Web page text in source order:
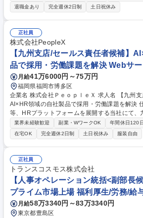
取り組める環境です。攻めの人事に挑戦できます。 ・中途および新卒
の企画、母集団形成、選考、内定者フォロー ・
理、エージェント対応 ・入社手続き、社内規定
・備品管理、施設管理、慶弔対応等の総務全般
ークだけでなく経営陣と近い距離で「どのよう
めの人事に取り組めます。急成長中の企業だか
感できキャリアの幅を広げられます。 募集職種 大阪【人事総務(採用担
当)】決算賞与有/創業以来黒字経営/東大阪で腰
退職金あり
完全週休2日制 土日祝休み
正社員
株式会社PeopleX
【九州支店/セールス責任者候補】
品で採用・労働課題を解決 Webサ
月給41万6000円～75万円
福岡県福岡市博多区
企業名 株式会社ＰｅｏｐｌｅＸ 求人名 【九州支店/セールス責任者候補】
AI×HR領域の自社製品で採用・労働課題を解決 仕事の内容 ■「AI面接」
等、HRプラットフォームを展開する当社にて、
げ責任者候補をご担当。新規開拓や営業戦略の
を担い、将来は拠点長として九州エリアでの事業拡大を
九州エリアの新規開拓および継続的な提案 ■経
と独自AI製品を用いた提案 ■地場パートナー連
本社各チームとのナレッジ共有 【仕事の魅力】
ため、営業手法の検証から戦略策定まで裁量が
各チームと連携し事業基盤を創る醍醐味があります。 募集職種 【
店/セールス責任者候補】AI×HR領域の自社製品
業界未経験歓迎 副業・WワークOK 年間休日120
在宅OK
完全週休2日制 土日祝休み 服装自由
正社員
トランスコスモス株式会社
【人事オペレーション統括<副部長
プライム市場上場 福利厚生/労務/給
月給58万3340円～83万3340円
東京都豊島区